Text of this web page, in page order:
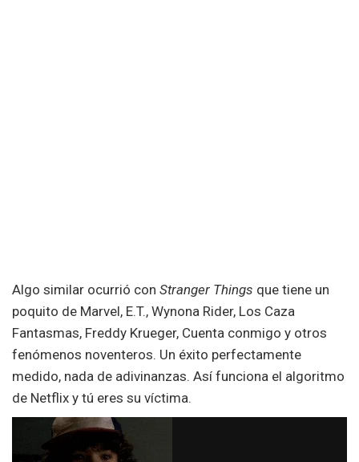
Algo similar ocurrió con Stranger Things que tiene un
poquito de Marvel, E.T., Wynona Rider, Los Caza
Fantasmas, Freddy Krueger, Cuenta conmigo y otros
fenómenos noventeros. Un éxito perfectamente
medido, nada de adivinanzas. Así funciona el algoritmo
de Netflix y tú eres su víctima.